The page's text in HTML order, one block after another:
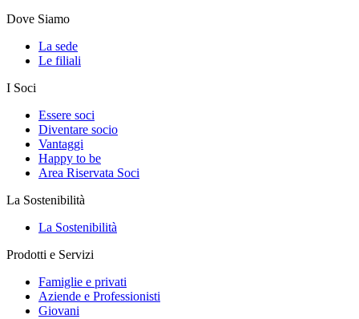
Dove Siamo
La sede
Le filiali
I Soci
Essere soci
Diventare socio
Vantaggi
Happy to be
Area Riservata Soci
La Sostenibilità
La Sostenibilità
Prodotti e Servizi
Famiglie e privati
Aziende e Professionisti
Giovani